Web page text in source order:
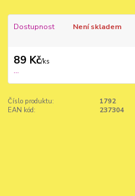
Dostupnost Není skladem
89 Kč/ks
...
Číslo produktu:
1792
EAN kód:
237304